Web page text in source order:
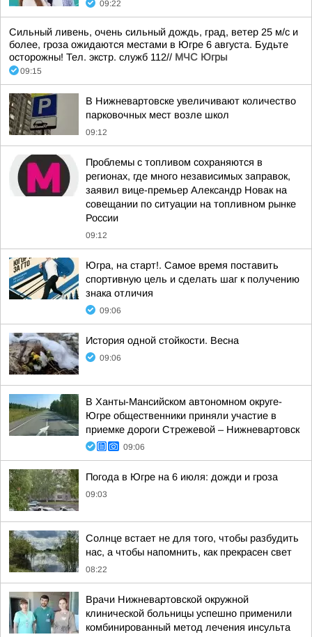
09:22
Сильный ливень, очень сильный дождь, град, ветер 25 м/с и
более, гроза ожидаются местами в Югре 6 августа. Будьте
осторожны! Тел. экстр. служб 112// МЧС Югры
09:15
В Нижневартовске увеличивают количество
парковочных мест возле школ
09:12
Проблемы с топливом сохраняются в
регионах, где много независимых заправок,
заявил вице-премьер Александр Новак на
совещании по ситуации на топливном рынке
России
09:12
Югра, на старт!. Самое время поставить
спортивную цель и сделать шаг к получению
знака отличия
09:06
История одной стойкости. Весна
09:06
В Ханты-Мансийском автономном округе-
Югре общественники приняли участие в
приемке дороги Стрежевой – Нижневартовск
09:06
Погода в Югре на 6 июля: дожди и гроза
09:03
Солнце встает не для того, чтобы разбудить
нас, а чтобы напомнить, как прекрасен свет
08:22
Врачи Нижневартовской окружной
клинической больницы успешно применили
комбинированный метод лечения инсульта